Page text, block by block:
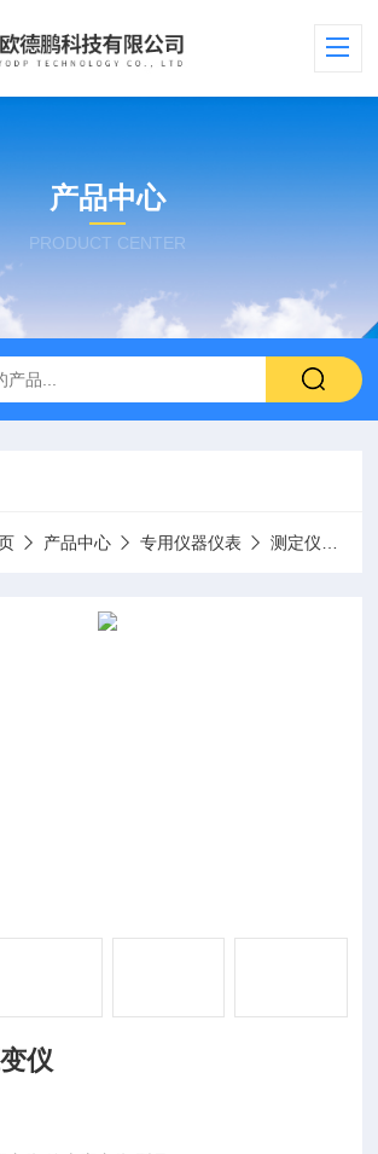
产品中心
PRODUCT CENTER
产品中心 专用仪器仪表 测定仪
仪